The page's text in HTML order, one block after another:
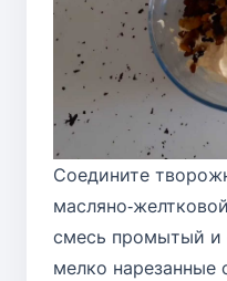
Соедините
смесь промытый
мелко нарезанные